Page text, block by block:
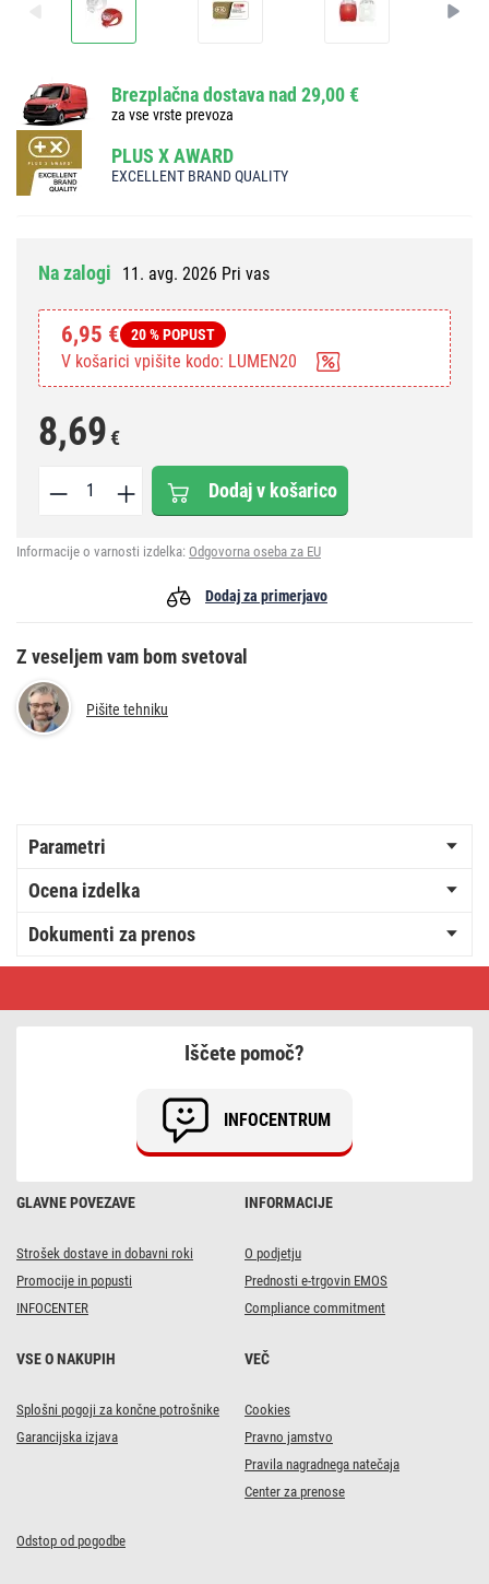
Brezplačna dostava nad 29,00 €
za vse vrste prevoza
PLUS X AWARD
EXCELLENT BRAND QUALITY
Na zalogi 11. avg. 2026 Pri vas
6,95 € 20 % POPUST
V košarici vpišite kodo: LUMEN20
8,69€
Dodaj v košarico
Informacije o varnosti izdelka: Odgovorna oseba za EU
Dodaj za primerjavo
Z veseljem vam bom svetoval
Pišite tehniku
Parametri
Ocena izdelka
Dokumenti za prenos
svetilka
GLAVNE POVEZAVE
Strošek dostave in dobavni roki
Promocije in popusti
INFOCENTER
INFORMACIJE
O podjetju
Prednosti e-trgovin EMOS
Compliance commitment
VSE O NAKUPIH
Splošni pogoji za končne potrošnike
Garancijska izjava
VEČ
Cookies
Pravno jamstvo
Pravila nagradnega natečaja
Center za prenose
Odstop od pogodbe
Iščete pomoč?
INFOCENTRUM